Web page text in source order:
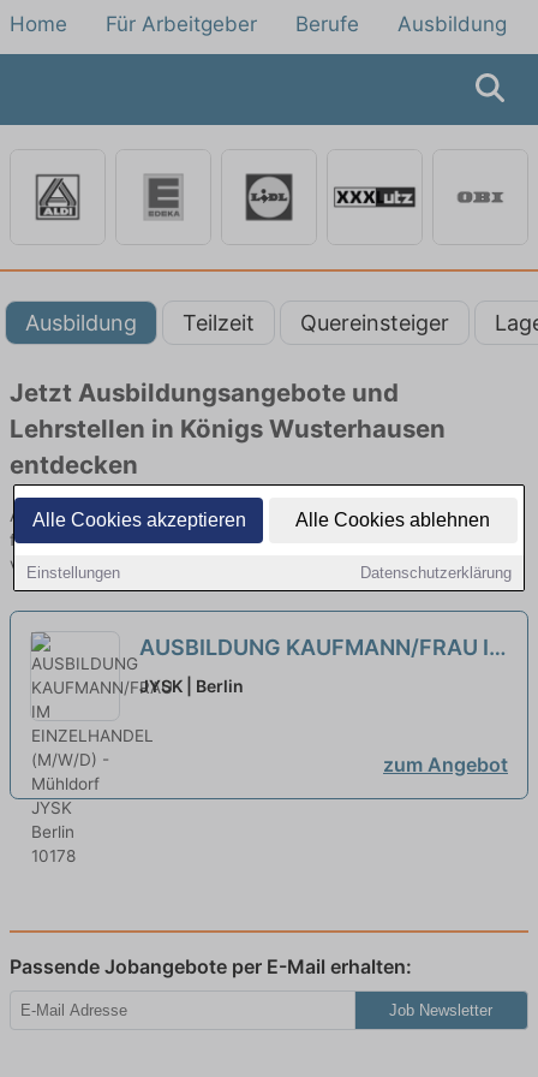
Alle Cookies akzeptieren Alle Cookies ablehnen
Einstellungen Datenschutzerklärung
Home Für Arbeitgeber Berufe Ausbildung
Ausbildung Teilzeit Quereinsteiger
Jetzt Ausbildungsangebote und
Lehrstellen in Königs Wusterhausen
entdecken
Ausbildungsangebote im Einzelhandel in Königs Wusterhausen
finden Sie von namhaften Firmen. Entdecken Sie freie Optionen
von Top-Arbeitgebern und bewerben Sie sich noch heute.
AUSBILDUNG KAUFMANN/FRAU IM
EINZELHANDEL (M/W/D) -
JYSK | Berlin
zum Angebot
Passende Jobangebote per E-Mail erhalten:
Job Newsletter